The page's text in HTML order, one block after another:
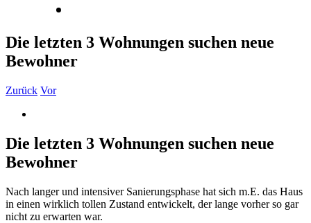
Die letzten 3 Wohnungen suchen neue
Bewohner
Zurück Vor
Bild
Die letzten 3 Wohnungen suchen neue
Bewohner
Nach langer und intensiver Sanierungsphase hat sich m.E. das Haus
in einen wirklich tollen Zustand entwickelt, der lange vorher so gar
nicht zu erwarten war.